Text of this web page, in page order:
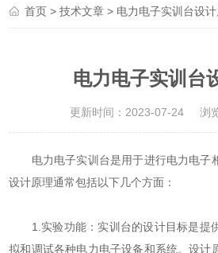
首页 >技术文章 > 电力电子实训台设
电力电子实训台
更新时间：2023-07-24 浏
电力电子实训台是用于进行电力电子
设计原理通常包括以下几个方面：
1.实验功能：实训台的设计目标是提
拟和调试各种电力电子设备和系统。设计